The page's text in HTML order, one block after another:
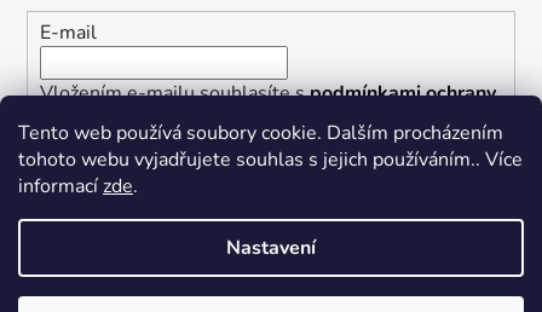
Tento web používá soubory cookie. Dalším procházením
tohoto webu vyjadřujete souhlas s jejich používáním.. Více
informacízde.
Nastavení
E-mail
Vložením e-mailu souhlasíte spodmínkami ochrany
osobních údajů
PŘIHLÁSIT SE
Vytvořil Shoptet